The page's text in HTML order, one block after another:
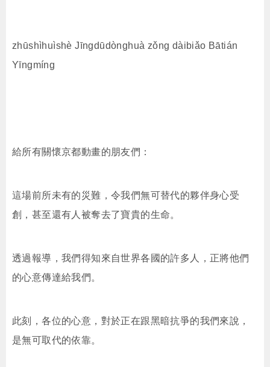
zhūshìhuìshè Jīngdūdònghuà zǒng dàibiǎo Bātián
Yīngmíng
給所有關懷京都動畫的朋友們：
這場前所未有的災難，令我們無可替代的夥伴身心受
創，甚至還有人被奪去了寶貴的生命。
透過報導，我們得知來自世界各國的許多人，正將他們
的心意傳達給我們。
此刻，各位的心意，對於正在跟黑暗抗爭的我們來說，
是無可取代的依靠。